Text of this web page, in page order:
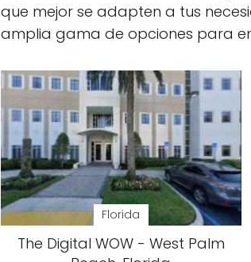
que mejor se adapten a tus
amplia gama de opciones para
Florida
The Digital WOW - West Palm